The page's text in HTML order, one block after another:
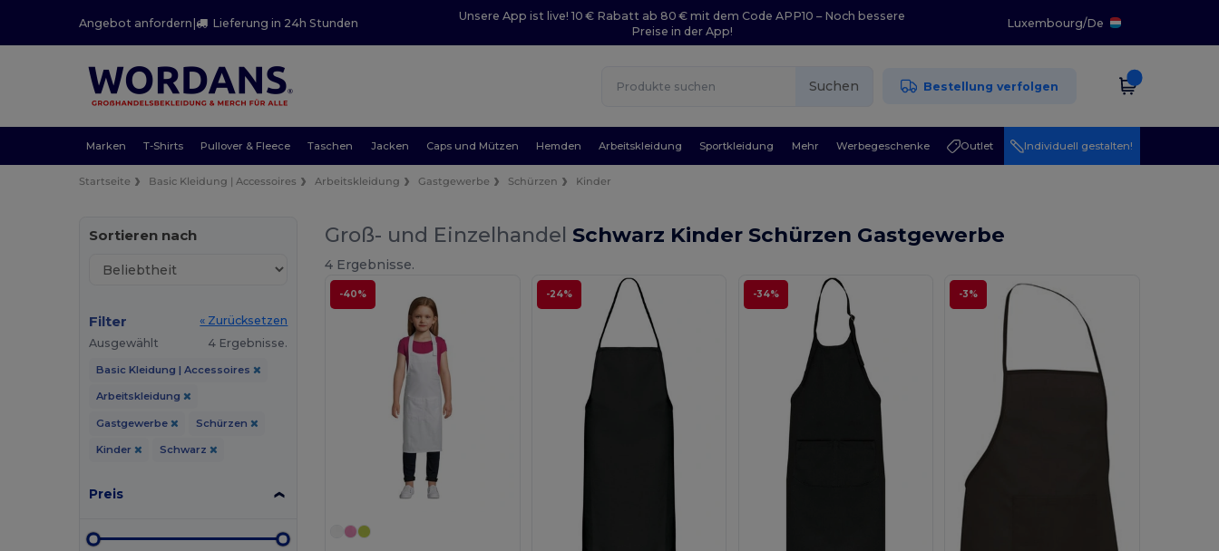
Angebot anfordern| Lieferung in 24h Stunden
Unsere App ist live! 10 € Rabatt ab 80 € mit dem Code APP10 – Noch bessere
Preise in der App!
Luxembourg/De
Suchen Bestellung verfolgen
Marken T-Shirts Pullover & Fleece Taschen Jacken Caps und Mützen Hemden Arbeitskleidung Sportkleidung Mehr Werbegeschenke Outlet Individuell gestalten!
Startseite Basic Kleidung | Accessoires Arbeitskleidung Gastgewerbe Schürzen Kinder
Sortieren nach
Filter
« Zurücksetzen
Ausgewählt
4 Ergebnisse.
Basic Kleidung | Accessoires
Arbeitskleidung
Gastgewerbe Schürzen
Kinder Schwarz
Preis
Groß- und Einzelhandel Schwarz Kinder Schürzen Gastgewerbe
4 Ergebnisse.
-40% -24% -34% -3%